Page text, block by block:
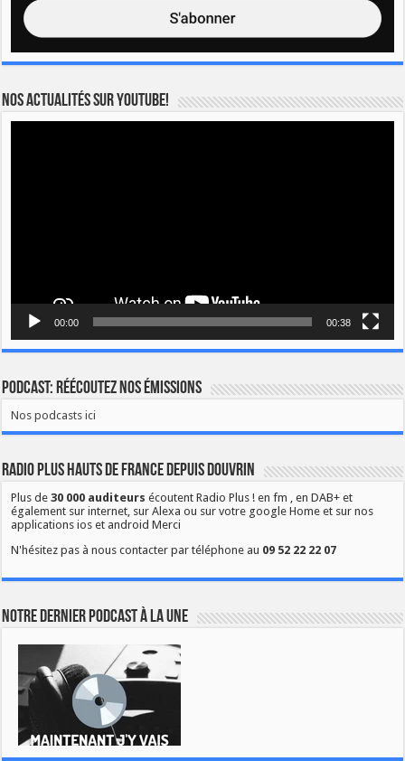
Nos actualités sur YOUTUBE!
00:00 00:38
Podcast: Réécoutez nos émissions
Nos podcasts ici
Radio Plus Hauts de France depuis Douvrin
Plus de30 000 auditeurs écoutent Radio Plus ! en fm , en DAB+ et
également sur internet, sur Alexa ou sur votre google Home et sur nos
applications ios et android Merci
N'hésitez pas à nous contacter par téléphone au 09 52 22 22 07
Notre dernier podcast à la une